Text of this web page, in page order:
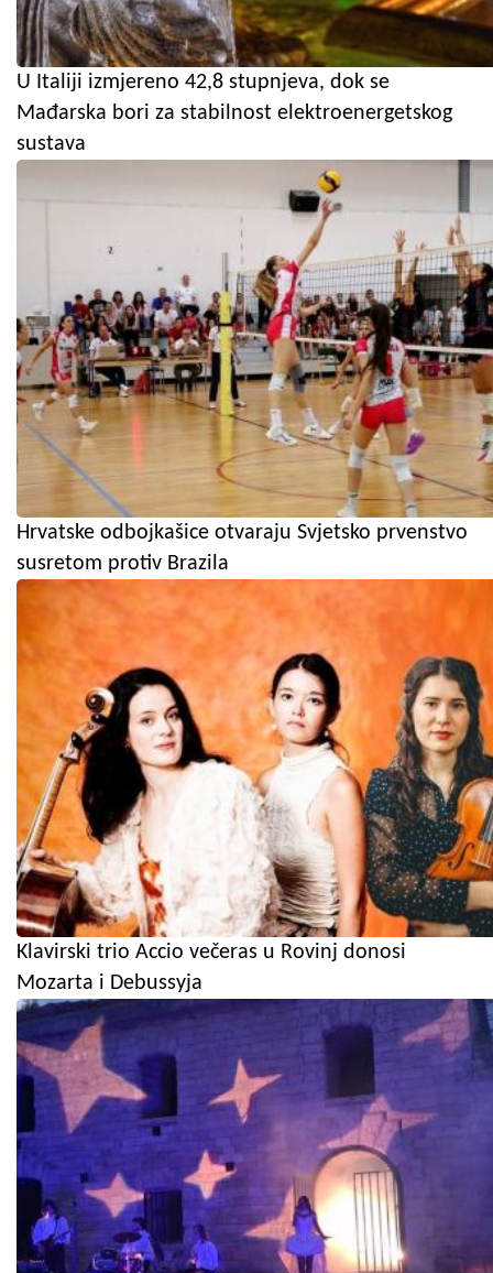
U Italiji izmjereno 42,8 stupnjeva, dok se
Mađarska bori za stabilnost elektroenergetskog
sustava
Hrvatske odbojkašice otvaraju Svjetsko prvenstvo
susretom protiv Brazila
Klavirski trio Accio večeras u Rovinj donosi
Mozarta i Debussyja